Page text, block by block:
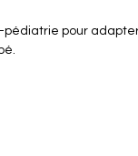
pour